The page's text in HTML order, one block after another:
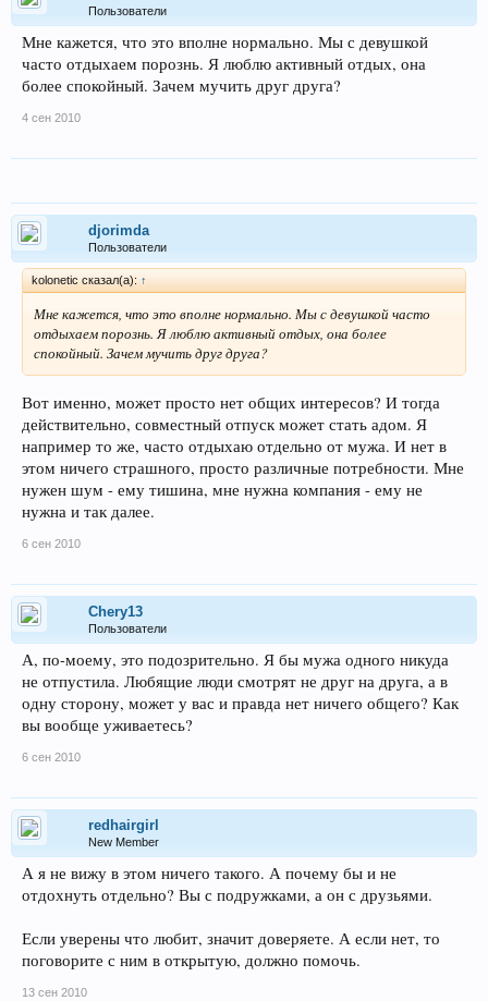
Пользователи
Мне кажется, что это вполне нормально. Мы с девушкой
часто отдыхаем порознь. Я люблю активный отдых, она
более спокойный. Зачем мучить друг друга?
4 сен 2010
djorimda
Пользователи
kolonetic сказал(а): ↑
Мне кажется, что это вполне нормально. Мы с девушкой часто
отдыхаем порознь. Я люблю активный отдых, она более
спокойный. Зачем мучить друг друга?
Вот именно, может просто нет общих интересов? И тогда
действительно, совместный отпуск может стать адом. Я
например то же, часто отдыхаю отдельно от мужа. И нет в
этом ничего страшного, просто различные потребности. Мне
нужен шум - ему тишина, мне нужна компания - ему не
нужна и так далее.
6 сен 2010
Chery13
Пользователи
А, по-моему, это подозрительно. Я бы мужа одного никуда
не отпустила. Любящие люди смотрят не друг на друга, а в
одну сторону, может у вас и правда нет ничего общего? Как
вы вообще уживаетесь?
6 сен 2010
redhairgirl
New Member
А я не вижу в этом ничего такого. А почему бы и не
отдохнуть отдельно? Вы с подружками, а он с друзьями.
Если уверены что любит, значит доверяете. А если нет, то
поговорите с ним в открытую, должно помочь.
13 сен 2010